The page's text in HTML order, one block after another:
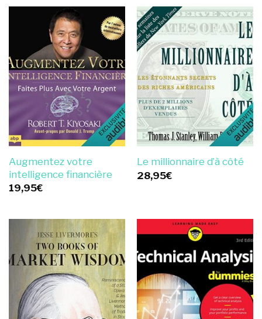
Augmentez votre
intelligence financière
19,95€
Le millionnaire d’à côté
28,95€